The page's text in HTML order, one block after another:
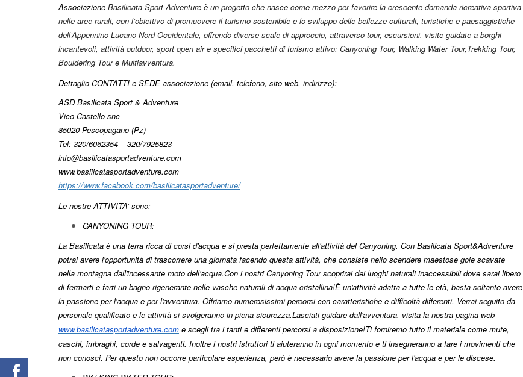
Associazione Basilicata Sport Adventure è un progetto che nasce come mezzo per favorire la crescente domanda ricreativa-sportiva
nelle aree rurali, con l’obiettivo di promuovere il turismo sostenibile e lo sviluppo delle bellezze culturali, turistiche e paesaggistiche
dell’Appennino Lucano Nord Occidentale, offrendo diverse scale di approccio, attraverso tour, escursioni, visite guidate a borghi
incantevoli, attività outdoor, sport open air e specifici pacchetti di turismo attivo: Canyoning Tour, Walking Water Tour,Trekking Tour,
Bouldering Tour e Multiavventura.
Dettaglio CONTATTI e SEDE associazione (email, telefono, sito web, indirizzo):
ASD Basilicata Sport & Adventure
Vico Castello snc
85020 Pescopagano (Pz)
Tel: 320/6062354 – 320/7925823
info@basilicatasportadventure.com
www.basilicatasportadventure.com
https://www.facebook.com/basilicatasportadventure/
Le nostre ATTIVITA’ sono:
CANYONING TOUR:
La Basilicata è una terra ricca di corsi d'acqua e si presta perfettamente all'attività del Canyoning. Con Basilicata Sport&Adventure
potrai avere l'opportunità di trascorrere una giornata facendo questa attività, che consiste nello scendere maestose gole scavate
nella montagna dall'incessante moto dell'acqua.Con i nostri Canyoning Tour scoprirai dei luoghi naturali inaccessibili dove sarai libero
di fermarti e farti un bagno rigenerante nelle vasche naturali di acqua cristallina!È un'attività adatta a tutte le età, basta soltanto avere
la passione per l'acqua e per l'avventura. Offriamo numerosissimi percorsi con caratteristiche e difficoltà differenti. Verrai seguito da
personale qualificato e le attività si svolgeranno in piena sicurezza.Lasciati guidare dall'avventura, visita la nostra pagina web
www.basilicatasportadventure.com e scegli tra i tanti e differenti percorsi a disposizione!Ti forniremo tutto il materiale come mute,
caschi, imbraghi, corde e salvagenti. Inoltre i nostri istruttori ti aiuteranno in ogni momento e ti insegneranno a fare i movimenti che
non conosci. Per questo non occorre particolare esperienza, però è necessario avere la passione per l'acqua e per le discese.